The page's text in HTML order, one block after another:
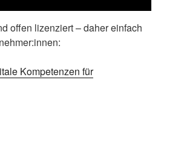
offen lizenziert – daher einfach
Kompetenzen für